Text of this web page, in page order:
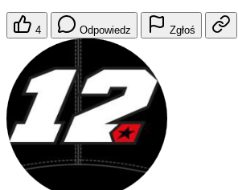
4 Odpowiedz Zgłoś